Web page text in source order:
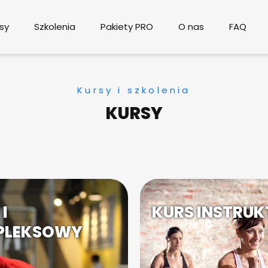
Szkolenia Pakiety PRO O nas FAQ
Kursy i szkolenia
KURSY
I
KURS